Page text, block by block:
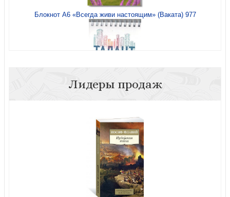
Блокнот А6 «Всегда живи настоящим» (Ваката) 977
Лидеры продаж